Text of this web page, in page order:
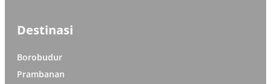
Destinasi
Borobudur
Prambanan